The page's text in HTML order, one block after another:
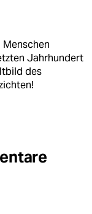
Jahrhundert
des